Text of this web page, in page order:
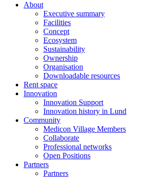
About
Executive summary
Facilities
Concept
Ecosystem
Sustainability
Ownership
Organisation
Downloadable resources
Rent space
Innovation
Innovation Support
Innovation history in Lund
Community
Medicon Village Members
Collaborate
Professional networks
Open Positions
Partners
Partners